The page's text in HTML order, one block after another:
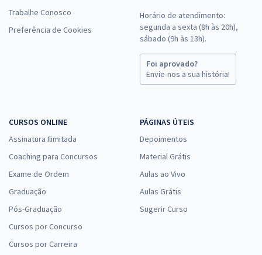
Trabalhe Conosco
Preferência de Cookies
Horário de atendimento:
segunda a sexta (8h às 20h),
sábado (9h às 13h).
Foi aprovado?
Envie-nos a sua história!
CURSOS ONLINE
Assinatura Ilimitada
Coaching para Concursos
Exame de Ordem
Graduação
Pós-Graduação
Cursos por Concurso
Cursos por Carreira
PÁGINAS ÚTEIS
Depoimentos
Material Grátis
Aulas ao Vivo
Aulas Grátis
Sugerir Curso